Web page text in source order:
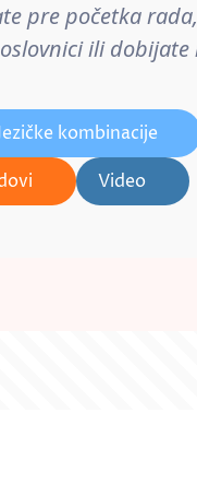
pre početka
ili dobijate
kombinacije
Video